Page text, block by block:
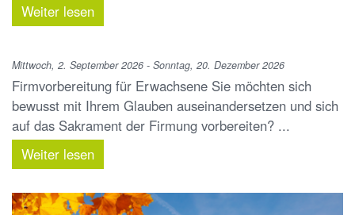
Weiter lesen
Mittwoch, 2. September 2026 - Sonntag, 20. Dezember 2026
Firmvorbereitung für Erwachsene Sie möchten sich
bewusst mit Ihrem Glauben auseinandersetzen und sich
auf das Sakrament der Firmung vorbereiten? ...
Weiter lesen